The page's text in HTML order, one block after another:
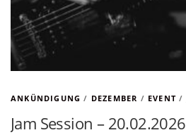
ANKÜNDIGUNG / DEZEMBER / EVENT /
Jam Session – 20.02.2026